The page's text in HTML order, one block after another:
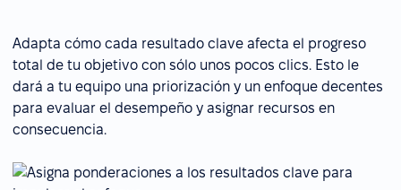
Adapta cómo cada resultado clave afecta el progreso
total de tu objetivo con sólo unos pocos clics. Esto le
dará a tu equipo una priorización y un enfoque decentes
para evaluar el desempeño y asignar recursos en
consecuencia.